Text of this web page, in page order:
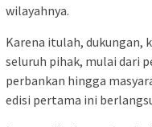
wilayahnya.
Karena itulah, dukungan,
seluruh pihak, mulai dari
perbankan hingga
edisi pertama ini